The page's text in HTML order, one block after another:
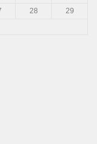
28
29